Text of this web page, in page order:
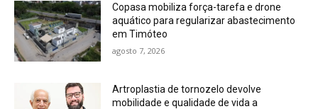
Copasa mobiliza força-tarefa e drone
aquático para regularizar abastecimento
em Timóteo
agosto 7, 2026
Artroplastia de tornozelo devolve
mobilidade e qualidade de vida a